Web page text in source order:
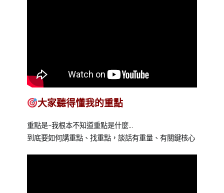
大家聽得懂我的重點
重點是~我根本不知道重點是什麼…
到底要如何講重點、找重點，談話有重量、有關鍵核心